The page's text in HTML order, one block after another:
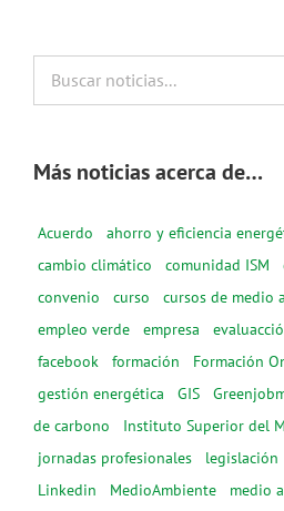
noticias...
Más noticias acerca de…
Acuerdo ahorro y eficiencia
cambio climático
comunidad ISM
convenio
curso cursos de medio
empleo verde
empresa
facebook
formación Formación
gestión energética
GIS
de carbono
Instituto Superior del
jornadas profesionales
legislación
Linkedin
MedioAmbiente medio